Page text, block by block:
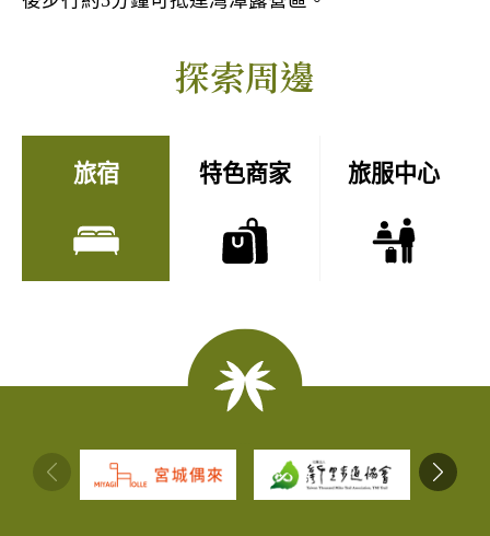
探索周邊
旅宿 特色商家 旅服中心